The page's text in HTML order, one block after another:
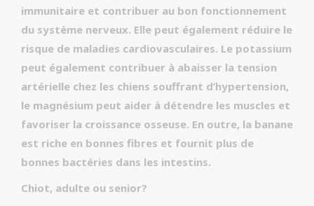
immunitaire et contribuer au bon fonctionnement
du système nerveux. Elle peut également réduire le
risque de maladies cardiovasculaires. Le potassium
peut également contribuer à abaisser la tension
artérielle chez les chiens souffrant d’hypertension,
le magnésium peut aider à détendre les muscles et
favoriser la croissance osseuse. En outre, la banane
est riche en bonnes fibres et fournit plus de
bonnes bactéries dans les intestins.
Chiot, adulte ou senior?